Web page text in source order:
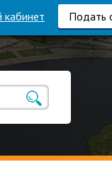
кабинет Подать